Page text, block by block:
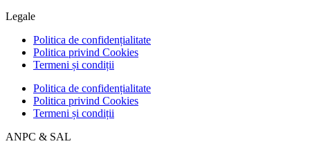
Legale
Politica de confidențialitate
Politica privind Cookies
Termeni și condiții
Politica de confidențialitate
Politica privind Cookies
Termeni și condiții
ANPC & SAL